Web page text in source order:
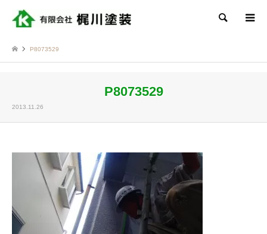
検索
P8073529
P8073529
2013.11.26